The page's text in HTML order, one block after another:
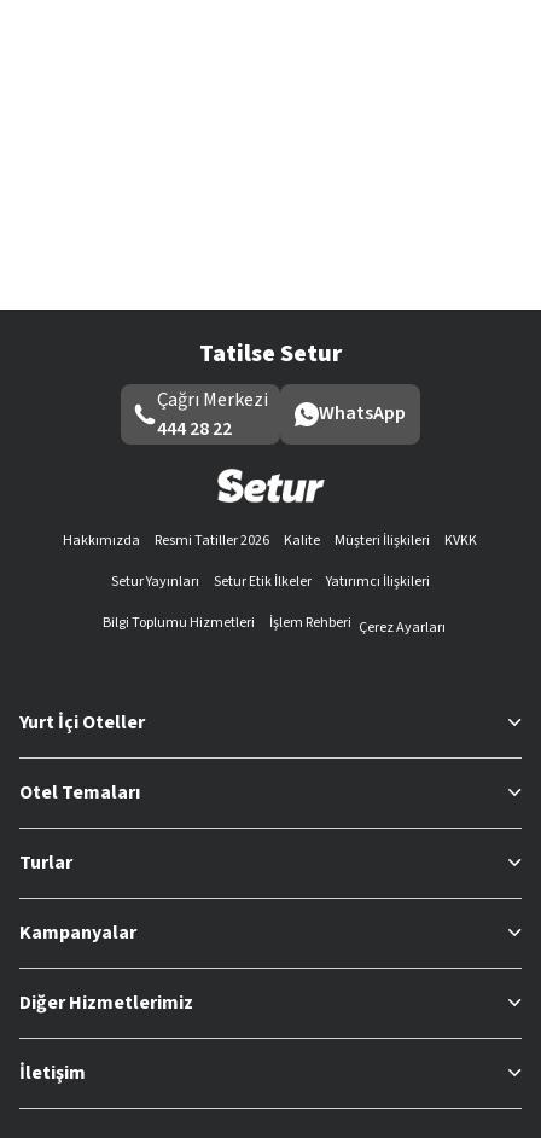
Tatilse Setur
Çağrı Merkezi
444 28 22
WhatsApp
Hakkımızda Resmi Tatiller 2026 Kalite Müşteri İlişkileri
KVKK
Setur Yayınları
Setur Etik İlkeler
Yatırımcı İlişkileri
Bilgi Toplumu Hizmetleri
İşlem Rehberi Çerez Ayarları
Yurt İçi Oteller
Otel Temaları
Turlar
Kampanyalar
Diğer Hizmetlerimiz
İletişim